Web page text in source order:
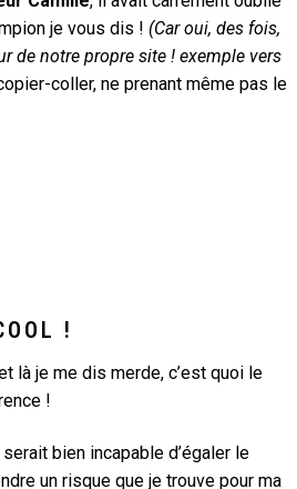
je vous dis ! (Car oui, des fois,
de notre propre site ! exemple vers
coller, ne prenant même pas le
!
là je me dis merde, c’est quoi le
!
bien incapable d’égaler le
un risque que je trouve pour ma